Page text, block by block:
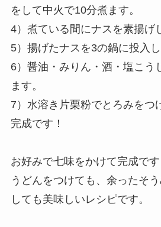
をして中火で10分煮ます。
4）煮ている間にナスを素揚げ
5）揚げたナスを3の鍋に投入し
6）醤油・みりん・酒・塩こう
ます。
7）水溶き片栗粉でとろみをつ
完成です！
お好みで七味をかけて完成です
うどんをつけても、余ったそ
しても美味しいレシピです。